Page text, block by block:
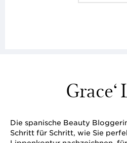
Grace‘
Die spanische Beauty
Schritt für Schritt, wie Sie